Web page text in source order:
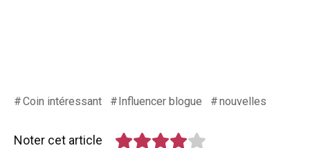
Coin intéressant Influencer blogue nouvelles
Noter cet article